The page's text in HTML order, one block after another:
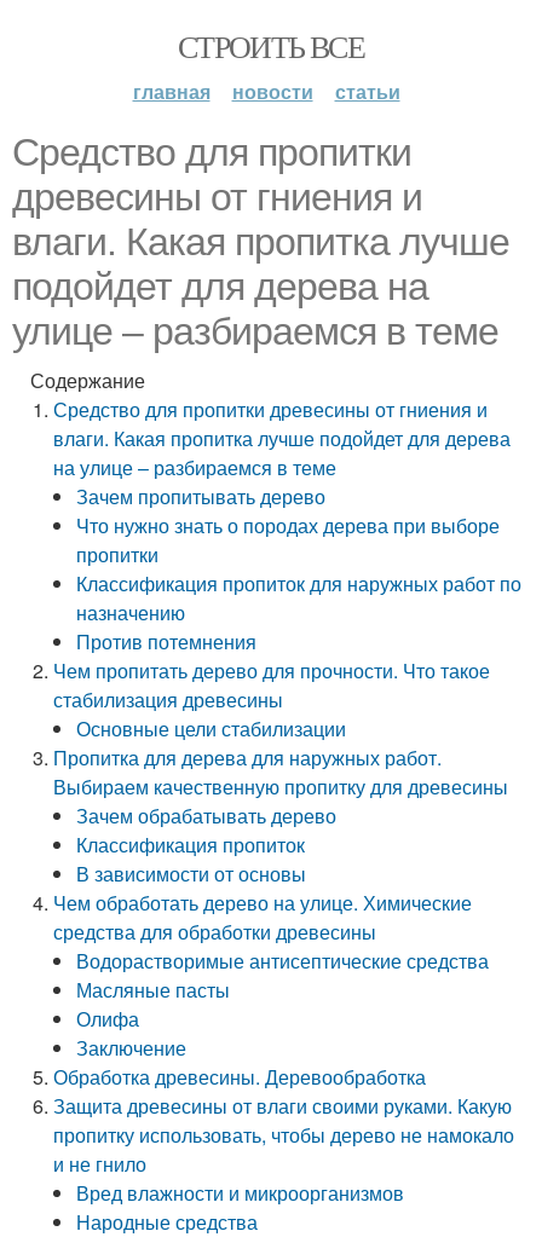
СТРОИТЬ ВСЕ
главная новости статьи
Средство для пропитки
древесины от гниения и
влаги. Какая пропитка лучше
подойдет для дерева на
улице – разбираемся в теме
Содержание
Средство для пропитки древесины от гниения и
влаги. Какая пропитка лучше подойдет для дерева
на улице – разбираемся в теме
Зачем пропитывать дерево
Что нужно знать о породах дерева при выборе
пропитки
Классификация пропиток для наружных работ по
назначению
Против потемнения
Чем пропитать дерево для прочности. Что такое
стабилизация древесины
Основные цели стабилизации
Пропитка для дерева для наружных работ.
Выбираем качественную пропитку для древесины
Зачем обрабатывать дерево
Классификация пропиток
В зависимости от основы
Чем обработать дерево на улице. Химические
средства для обработки древесины
Водорастворимые антисептические средства
Масляные пасты
Олифа
Заключение
Обработка древесины. Деревообработка
Защита древесины от влаги своими руками. Какую
пропитку использовать, чтобы дерево не намокало
и не гнило
Вред влажности и микроорганизмов
Народные средства